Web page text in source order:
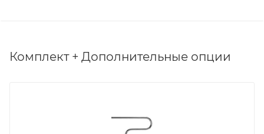
Комплект + Дополнительные опции